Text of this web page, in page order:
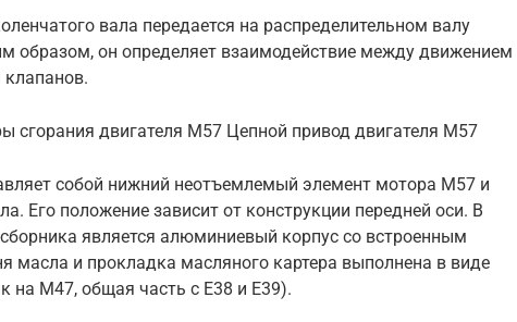
вала передается на распределительном валу
образом, он определяет взаимодействие между движением
сгорания двигателя M57 Цепной привод двигателя M57
собой нижний неотъемлемый элемент мотора М57 и
Его положение зависит от конструкции передней оси. В
является алюминиевый корпус со встроенным
масла и прокладка масляного картера выполнена в виде
на M47, общая часть с E38 и E39).